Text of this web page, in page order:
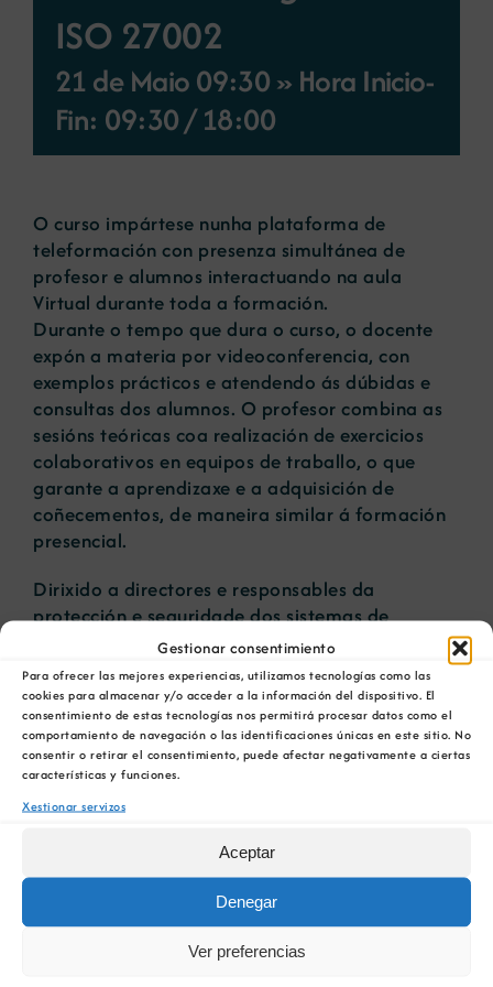
Gestionar consentimiento
Para ofrecer las mejores experiencias, utilizamos tecnologías como las
cookies para almacenar y/o acceder a la información del dispositivo. El
consentimiento de estas tecnologías nos permitirá procesar datos como el
comportamiento de navegación o las identificaciones únicas en este sitio. No
consentir o retirar el consentimiento, puede afectar negativamente a ciertas
características y funciones.
Xestionar servizos
Aceptar
Denegar
Ver preferencias
Novas
Portal de emprego
ISO 27002
21 de Maio 09:30 » Hora Inicio-
Fin: 09:30/18:00
O curso impártese nunha plataforma de
teleformación con presenza simultánea de
profesor e alumnos interactuando na aula
Virtual durante toda a formación.
Durante o tempo que dura o curso, o docente
expón a materia por videoconferencia, con
exemplos prácticos e atendendo ás dúbidas e
consultas dos alumnos. O profesor combina as
sesións teóricas coa realización de exercicios
colaborativos en equipos de traballo, o que
garante a aprendizaxe e a adquisición de
coñecementos, de maneira similar á formación
presencial.
Dirixido a directores e responsables da
protección e seguridade dos sistemas de
información da súa organización.
ENGADIR AO CALENDARIO
Comparta esta información en su red Social
favorita!
BlueskyRedditLinkedInWhatsApp